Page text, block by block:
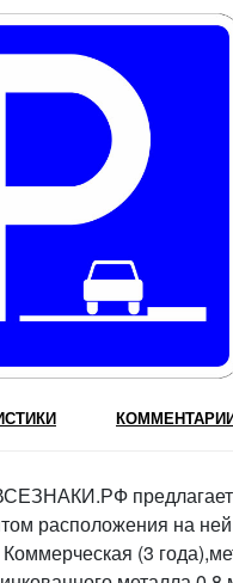
расположения на ней
(3